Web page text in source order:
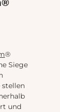
®
Siege
stellen
und